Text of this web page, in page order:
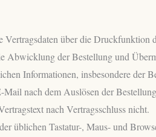
über die Druckfunktion
Abwicklung der Bestellung und
Informationen, insbesondere der
nach dem Auslösen der
nach Vertragsschluss nicht.
üblichen Tastatur-, Maus- und